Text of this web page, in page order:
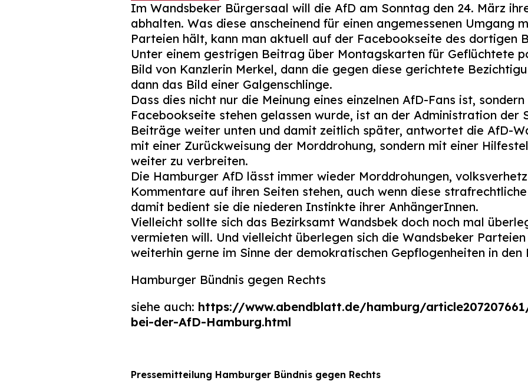
Im Wandsbeker Bürgersaal will die AfD am Sonntag den 24. März
abhalten. Was diese anscheinend für einen angemessenen Umgang
Parteien hält, kann man aktuell auf der Facebookseite des dortigen
Unter einem gestrigen Beitrag über Montagskarten für Geflüchtete
Bild von Kanzlerin Merkel, dann die gegen diese gerichtete
dann das Bild einer Galgenschlinge.
Dass dies nicht nur die Meinung eines einzelnen AfD-Fans ist,
Facebookseite stehen gelassen wurde, ist an der Administration der
Beiträge weiter unten und damit zeitlich später, antwortet die AfD-
mit einer Zurückweisung der Morddrohung, sondern mit einer
weiter zu verbreiten.
Die Hamburger AfD lässt immer wieder Morddrohungen,
Kommentare auf ihren Seiten stehen, auch wenn diese
damit bedient sie die niederen Instinkte ihrer AnhängerInnen.
Vielleicht sollte sich das Bezirksamt Wandsbek doch noch mal
vermieten will. Und vielleicht überlegen sich die Wandsbeker
weiterhin gerne im Sinne der demokratischen Gepflogenheiten in den
Hamburger Bündnis gegen Rechts
siehe auch: https://www.abendblatt.de/hamburg/
bei-der-AfD-Hamburg.html
Pressemitteilung Hamburger Bündnis gegen Rechts